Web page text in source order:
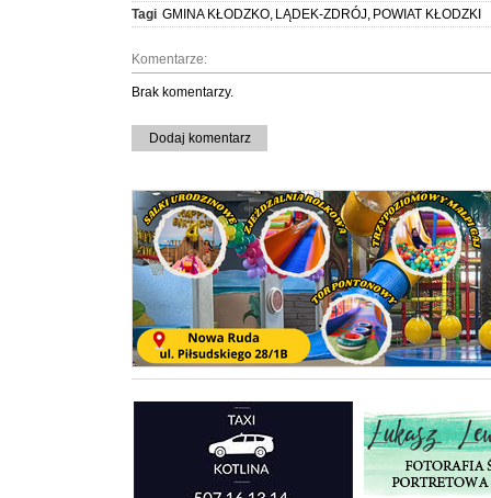
Tagi GMINA KŁODZKO, LĄDEK-ZDRÓJ, POWIAT KŁODZKI
Komentarze:
Brak komentarzy.
Dodaj komentarz